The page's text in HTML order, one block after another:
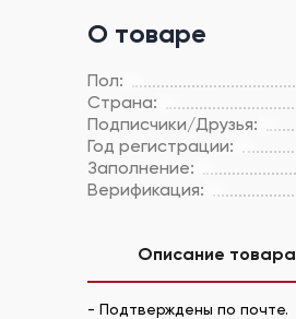
О товаре
Пол:
Страна:
Подписчики/Друзья:
Год регистрации:
Заполнение:
Верификация:
Описание товара
- Подтверждены по почте.